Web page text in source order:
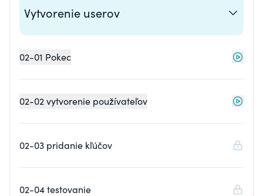
Vytvorenie userov
02-01 Pokec
02-02 vytvorenie používateľov
02-03 pridanie kľúčov
02-04 testovanie